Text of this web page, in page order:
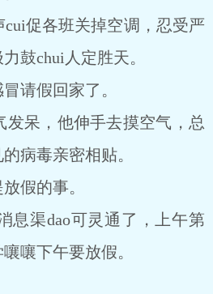
促各班关掉空调，忍受严
鼓chui人定胜天。
假回家了。
呆，他伸手去摸空气，总
病毒亲密相贴。
假的事。
渠dao可灵通了，上午第
嚷下午要放假。